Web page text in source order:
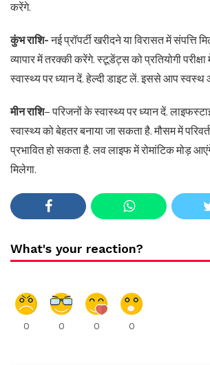
करेंगे.
कुंभ राशि-नई प्रॉपर्टी खरीदने या विरासत में संपत्ति
व्यापार में तरक्की करेंगे. स्टूडेंट्स को प्रतियोगी
स्वास्थ्य पर ध्यान दें. हेल्दी डाइट लें. इससे आप स्वस्थ
मीन राशि– परिजनों के स्वास्थ्य पर ध्यान दें.
स्वास्थ्य को बेहतर बनाया जा सकता है. मौसम में
प्रभावित हो सकता है. लव लाइफ में रोमांटिक मोड़
मिलेगा.
What's your reaction?
0 0 0 0